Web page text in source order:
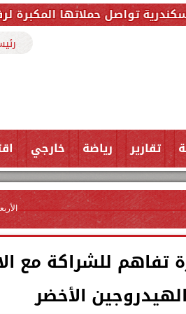
تراكمات المخلفات بشارع ملك حفني
تقارير رياضة خارجي
الأربعاء، 16
تفاهم للشراكة مع
الأخضر